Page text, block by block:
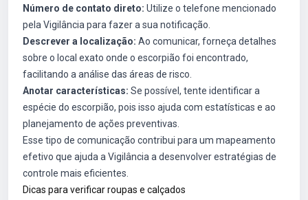
Número de contato direto: Utilize o telefone mencionado
pela Vigilância para fazer a sua notificação.
Descrever a localização: Ao comunicar, forneça detalhes
sobre o local exato onde o escorpião foi encontrado,
facilitando a análise das áreas de risco.
Anotar características: Se possível, tente identificar a
espécie do escorpião, pois isso ajuda com estatísticas e ao
planejamento de ações preventivas.
Esse tipo de comunicação contribui para um mapeamento
efetivo que ajuda a Vigilância a desenvolver estratégias de
controle mais eficientes.
Dicas para verificar roupas e calçados